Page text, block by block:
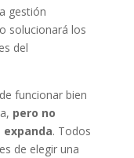
gestión
solucionará los
del
funcionar bien
pero no
expanda. Todos
de elegir una